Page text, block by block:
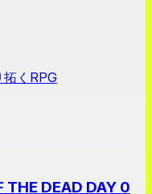
拓くRPG
THE DEAD DAY 0